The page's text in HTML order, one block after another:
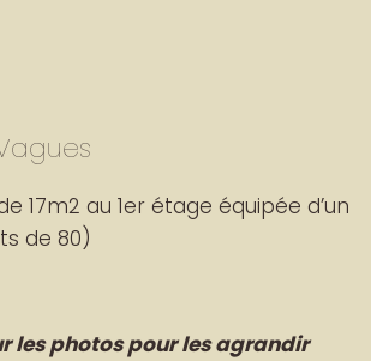
17m2 au 1er étage équipée d’un
de 80)
les photos pour les agrandir